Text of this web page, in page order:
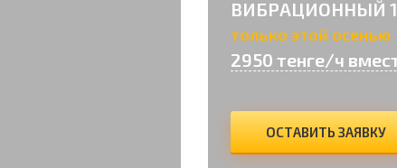
ВИБРАЦИОННЫЙ
только этой осенью
2950 тенге/ч
ОСТАВИТЬ ЗАЯВКУ